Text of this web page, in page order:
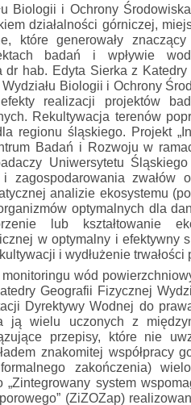
Biologii i Ochrony
działalności górniczej,
które generowały
badań i wpływie
dr hab. Edyta Sierka z
Biologii i Ochrony
realizacji projektów
Rekultywacja terenów
regionu śląskiego. Projekt
Badań i Rozwoju w
Uniwersytetu
zagospodarowania zwałów
analizie ekosystemu
optymalnych dla
lub kształtowanie
w optymalny i efektywny
i wydłużenie trwałości
wód
Geografii Fizycznej
Dyrektywy Wodnej do
ją wielu uczonych z
przepisy, które nie
znakomitej współpracy
zakończenia)
„Zintegrowany system
(ZiZOZap)